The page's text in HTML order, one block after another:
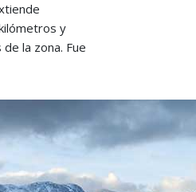
y
la zona. Fue